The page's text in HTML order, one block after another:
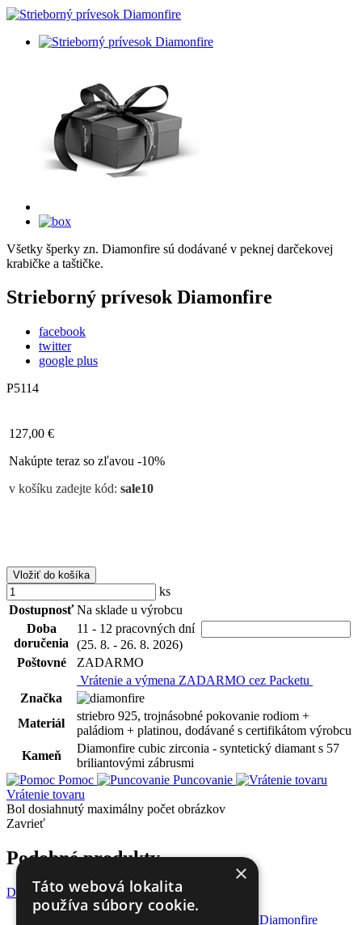
Všetky šperky zn. Diamonfire sú dodávané v peknej darčekovej
krabičke a taštičke.
Strieborný prívesok Diamonfire
facebook
twitter
google plus
P5114
127,00 €
Nakúpte teraz so zľavou -10%
v košíku zadejte kód: sale10
Vložiť do košíka
ks
Dostupnosť Na sklade u výrobcu
Doba
doručenia
11 - 12 pracovných dní
(25. 8. - 26. 8. 2026)
Poštovné
ZADARMO
Vrátenie a výmena ZADARMO cez Packetu
Značka
Materiál
striebro 925, trojnásobné pokovanie rodiom +
paládiom + platinou, dodávané s certifikátom výrobcu
Kameň
Diamonfire cubic zirconia - syntetický diamant s 57
briliantovými zábrusmi
Pomoc
Puncovanie
Vrátenie tovaru
Bol dosiahnutý maximálny počet obrázkov
Zavrieť
Podobné produkty
Do košíka
×
Táto webová lokalita
používa súbory cookie.